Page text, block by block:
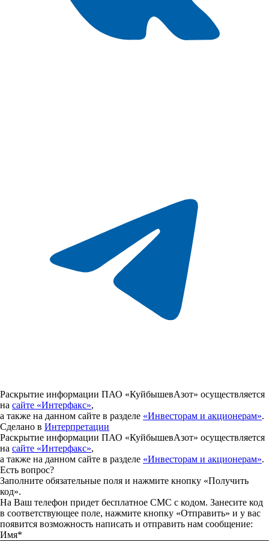
Раскрытие информации ПАО «КуйбышевАзот» осуществляется
на сайте «Интерфакс»,
а также на данном сайте в разделе «Инвесторам и акционерам».
Сделано в Интерпретации
Раскрытие информации ПАО «КуйбышевАзот» осуществляется
на сайте «Интерфакс»,
а также на данном сайте в разделе «Инвесторам и акционерам».
Есть вопрос?
Заполните обязательные поля и нажмите кнопку «Получить
код».
На Ваш телефон придет бесплатное СМС с кодом. Занесите код
в соответствующее поле, нажмите кнопку «Отправить» и у вас
появится возможность написать и отправить нам сообщение:
Имя*